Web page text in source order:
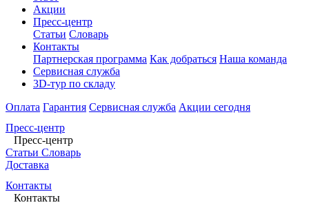
Акции
Пресс-центр
Статьи Словарь
Контакты
Партнерская программа Как добраться Наша команда
Сервисная служба
3D-тур по складу
Оплата Гарантия Сервисная служба Акции сегодня
Пресс-центр
Пресс-центр
Статьи Словарь
Доставка
Контакты
Контакты